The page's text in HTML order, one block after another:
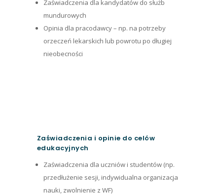
Zaświadczenia dla kandydatów do służb
mundurowych
Opinia dla pracodawcy – np. na potrzeby
orzeczeń lekarskich lub powrotu po długiej
nieobecności
Zaświadczenia i opinie do celów
edukacyjnych
Zaświadczenia dla uczniów i studentów (np.
przedłużenie sesji, indywidualna organizacja
nauki, zwolnienie z WF)